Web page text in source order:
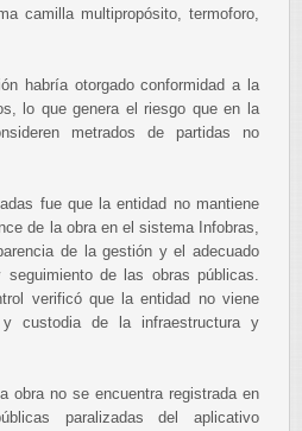
camilla multipropósito, termoforo,
habría otorgado conformidad a la
lo que genera el riesgo que en la
metrados de partidas no
fue que la entidad no mantiene
de la obra en el sistema Infobras,
de la gestión y el adecuado
de las obras públicas.
verificó que la entidad no viene
y custodia de la infraestructura y
obra no se encuentra registrada en
paralizadas del aplicativo